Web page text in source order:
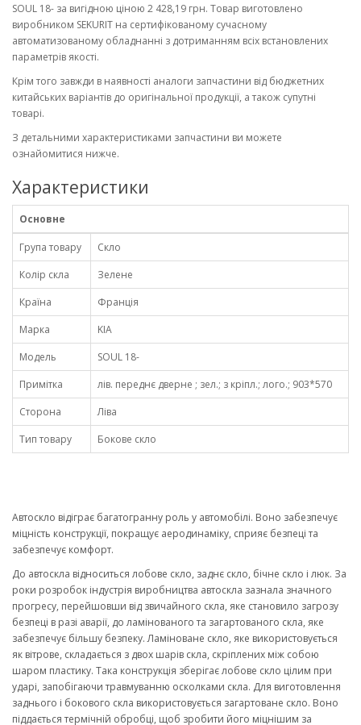
SOUL 18- за вигідною ціною 2 428,19 грн. Товар виготовлено
виробником SEKURIT на сертифікованому сучасному
автоматизованому обладнанні з дотриманням всіх встановлених
параметрів якості.
Крім того завжди в наявності аналоги запчастини від бюджетних
китайських варіантів до оригінальної продукції, а також супутні
товарі.
З детальними характеристиками запчастини ви можете
ознайомитися нижче.
Характеристики
Основне
Група товару
Скло
Колір скла
Зелене
Країна
Франція
Марка
KIA
Модель
SOUL 18-
Примітка
лів. переднє дверне ; зел.; з кріпл.; лого.; 903*570
Сторона
Ліва
Тип товару
Бокове скло
Автоскло відіграє багатогранну роль у автомобілі. Воно забезпечує
міцність конструкції, покращує аеродинаміку, сприяє безпеці та
забезпечує комфорт.
До автоскла відноситься лобове скло, заднє скло, бічне скло і люк. За
роки розробок індустрія виробництва автоскла зазнала значного
прогресу, перейшовши від звичайного скла, яке становило загрозу
безпеці в разі аварії, до ламінованого та загартованого скла, яке
забезпечує більшу безпеку. Ламіноване скло, яке використовується
як вітрове, складається з двох шарів скла, скріплених між собою
шаром пластику. Така конструкція зберігає лобове скло цілим при
ударі, запобігаючи травмуванню осколками скла. Для виготовлення
заднього і бокового скла використовується загартоване скло. Воно
піддається термічній обробці, щоб зробити його міцнішим за